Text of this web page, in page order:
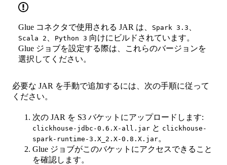
Glue コネクタで使用される JAR は、 Spark 3.3 、
Scala 2 、 Python 3 向けにビルドされています。
Glue ジョブを設定する際は、これらのバージョンを
選択してください。
必要な JAR を手動で追加するには、次の手順に従って
ください。
次の JAR を S3 バケットにアップロードします:
clickhouse-jdbc-0.6.X-all.jar と clickhouse-
spark-runtime-3.X_2.X-0.8.X.jar。
Glue ジョブがこのバケットにアクセスできること
を確認します。